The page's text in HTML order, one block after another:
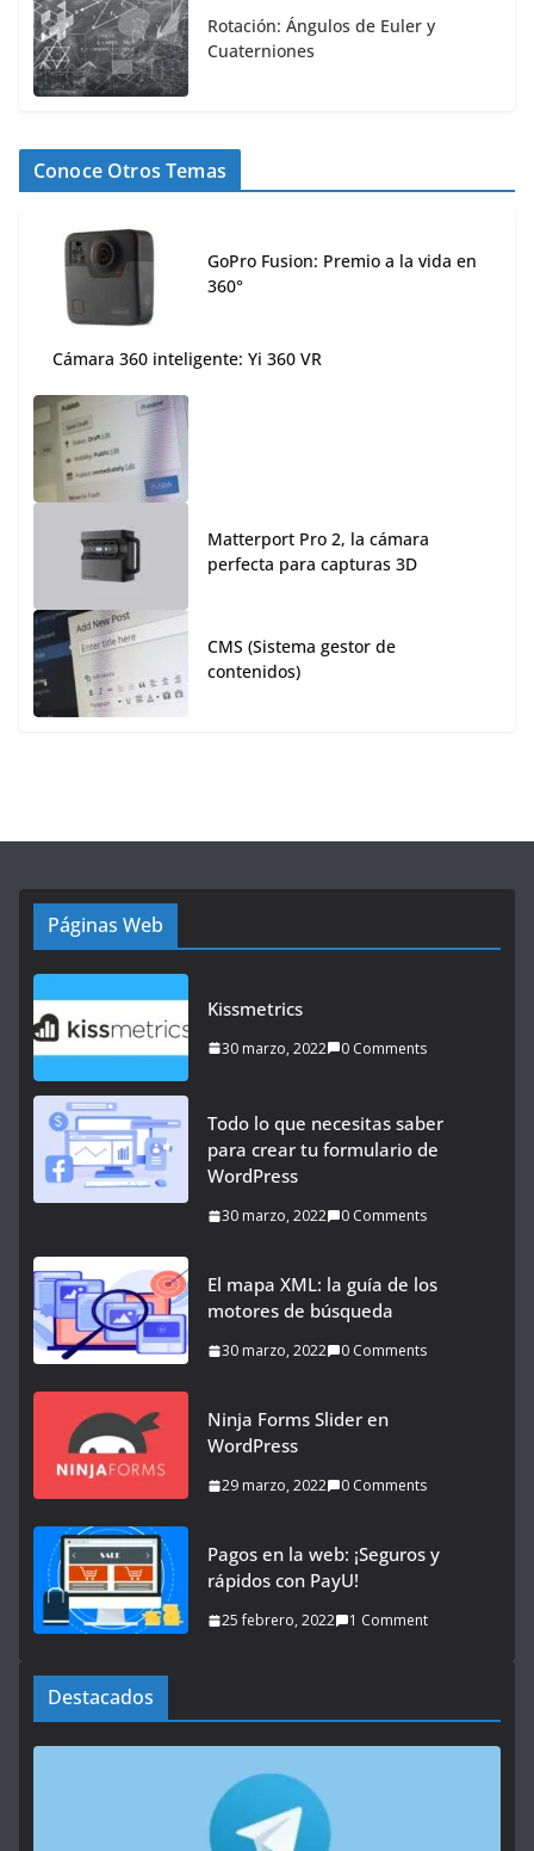
Rotación: Ángulos de Euler y
Cuaterniones
Conoce Otros Temas
GoPro Fusion: Premio a la vida en
360°
Cámara 360 inteligente: Yi 360 VR
Matterport Pro 2, la cámara
perfecta para capturas 3D
CMS (Sistema gestor de
contenidos)
Páginas Web
Kissmetrics
30 marzo, 2022 0 Comments
Todo lo que necesitas saber
para crear tu formulario de
WordPress
30 marzo, 2022 0 Comments
El mapa XML: la guía de los
motores de búsqueda
30 marzo, 2022 0 Comments
Ninja Forms Slider en
WordPress
29 marzo, 2022 0 Comments
Pagos en la web: ¡Seguros y
rápidos con PayU!
25 febrero, 2022 1 Comment
Destacados